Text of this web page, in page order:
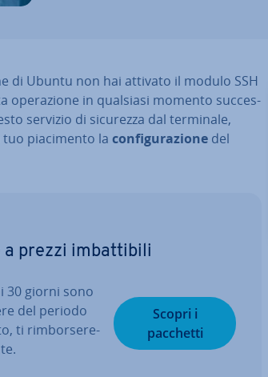
di Ubuntu non hai attivato il modulo SSH
ope­ra­zio­ne in qualsiasi momento suc­ces­
servizio di sicurezza dal terminale,
pia­ci­men­to la con­fi­gu­ra­zio­ne del
a prezzi im­bat­ti­bi­li
30 giorni sono
del periodo
ti rim­bor­se­re­
Scopri i
pacchetti